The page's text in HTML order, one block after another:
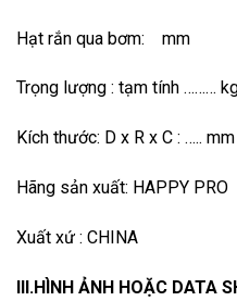
Hạt rắn qua bơm: mm
Trọng lượng : tạm tính ………
Kích thước: D x R x C : …..
Hãng sản xuất: HAPPY PRO
Xuất xứ : CHINA
III.HÌNH ẢNH HOẶC DATA